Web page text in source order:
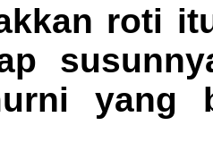
roti
yang